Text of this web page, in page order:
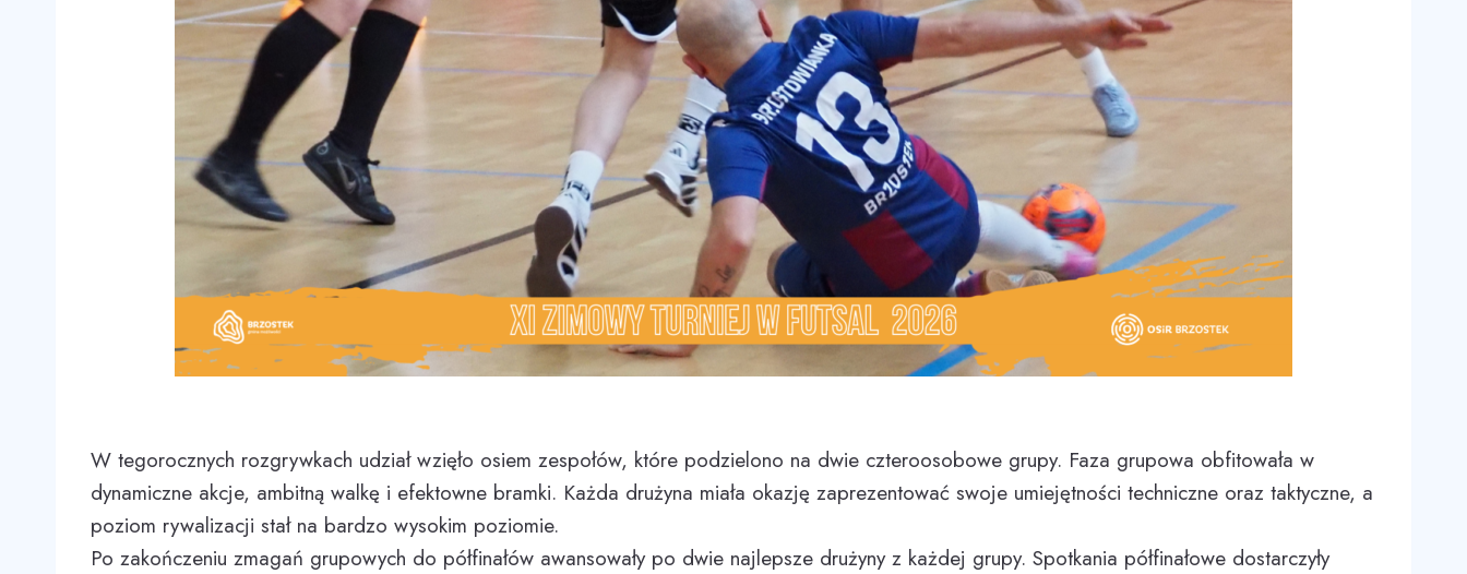
W tegorocznych rozgrywkach udział wzięło osiem zespołów, które podzielono na dwie czteroosobowe grupy. Faza grupowa obfitowała w
dynamiczne akcje, ambitną walkę i efektowne bramki. Każda drużyna miała okazję zaprezentować swoje umiejętności techniczne oraz taktyczne, a
poziom rywalizacji stał na bardzo wysokim poziomie.
Po zakończeniu zmagań grupowych do półfinałów awansowały po dwie najlepsze drużyny z każdej grupy. Spotkania półfinałowe dostarczyły